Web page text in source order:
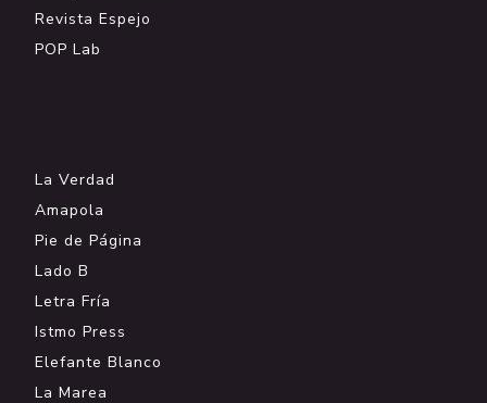
Revista Espejo
POP Lab
La Verdad
Amapola
Pie de Página
Lado B
Letra Fría
Istmo Press
Elefante Blanco
La Marea